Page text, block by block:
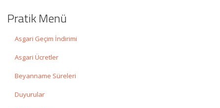
Pratik Menü
Asgari Geçim İndirimi
Asgari Ücretler
Beyanname Süreleri
Duyurular